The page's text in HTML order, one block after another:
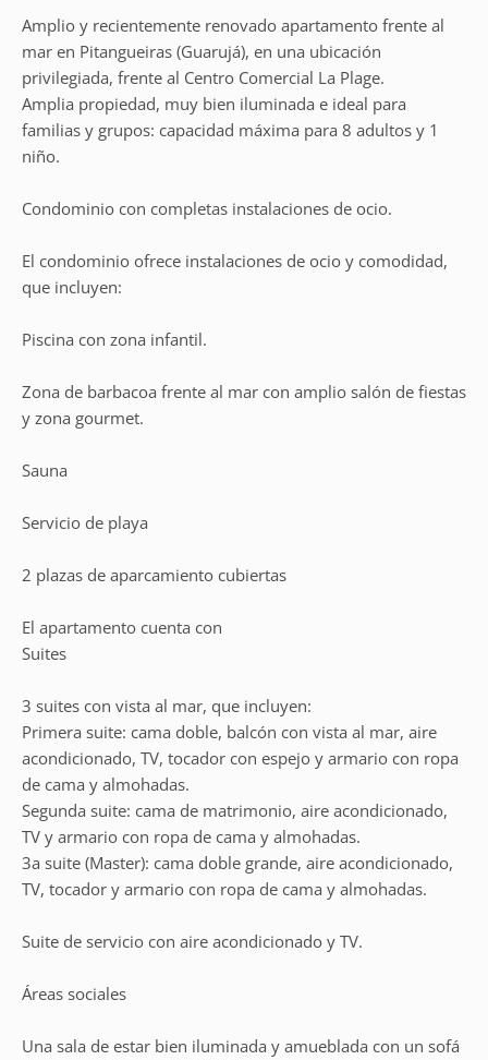
Amplio y recientemente renovado apartamento frente al
mar en Pitangueiras (Guarujá), en una ubicación
privilegiada, frente al Centro Comercial La Plage.
Amplia propiedad, muy bien iluminada e ideal para
familias y grupos: capacidad máxima para 8 adultos y 1
niño.
Condominio con completas instalaciones de ocio.
El condominio ofrece instalaciones de ocio y comodidad,
que incluyen:
Piscina con zona infantil.
Zona de barbacoa frente al mar con amplio salón de fiestas
y zona gourmet.
Sauna
Servicio de playa
2 plazas de aparcamiento cubiertas
El apartamento cuenta con
Suites
3 suites con vista al mar, que incluyen:
Primera suite: cama doble, balcón con vista al mar, aire
acondicionado, TV, tocador con espejo y armario con ropa
de cama y almohadas.
Segunda suite: cama de matrimonio, aire acondicionado,
TV y armario con ropa de cama y almohadas.
3a suite (Master): cama doble grande, aire acondicionado,
TV, tocador y armario con ropa de cama y almohadas.
Suite de servicio con aire acondicionado y TV.
Áreas sociales
Una sala de estar bien iluminada y amueblada con un sofá